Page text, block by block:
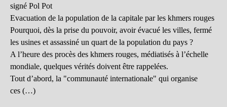
signé Pol Pot
Evacuation de la population de la capitale par les khmers rouges
Pourquoi, dès la prise du pouvoir, avoir évacué les villes, fermé
les usines et assassiné un quart de la population du pays ?
A l’heure des procès des khmers rouges, médiatisés à l’échelle
mondiale, quelques vérités doivent être rappelées.
Tout d’abord, la "communauté internationale" qui organise
ces (…)